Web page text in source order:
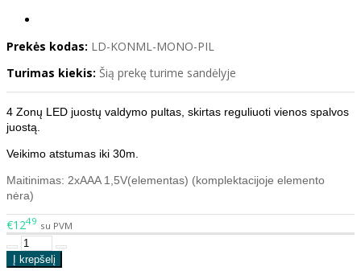
Prekės kodas: LD-KONML-MONO-PIL
Turimas kiekis: Šią prekę turime sandėlyje
4 Zonų LED juostų valdymo pultas, skirtas reguliuoti vienos spalvos
juostą.
Veikimo atstumas iki 30m.
Maitinimas: 2xAAA 1,5V(elementas) (komplektacijoje elemento
nėra)
€1249 su PVM